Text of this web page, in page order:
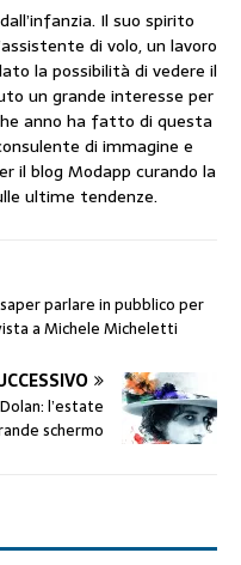
Il suo spirito
di volo, un lavoro
la possibilità di vedere il
un grande interesse per
anno ha fatto di questa
di immagine e
il blog Modapp curando la
ultime tendenze.
parlare in pubblico per
a Michele Micheletti
l’estate
schermo